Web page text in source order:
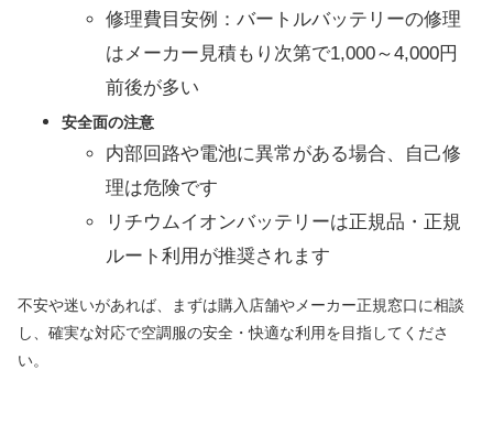
修理費目安例：バートルバッテリーの修理
はメーカー見積もり次第で1,000～4,000円
前後が多い
安全面の注意
内部回路や電池に異常がある場合、自己修
理は危険です
リチウムイオンバッテリーは正規品・正規
ルート利用が推奨されます
不安や迷いがあれば、まずは購入店舗やメーカー正規窓口に相談
し、確実な対応で空調服の安全・快適な利用を目指してくださ
い。